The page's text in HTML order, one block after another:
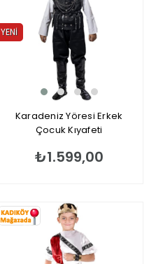
Karadeniz Yöresi Erkek
Çocuk Kıyafeti
₺1.599,00
YENI